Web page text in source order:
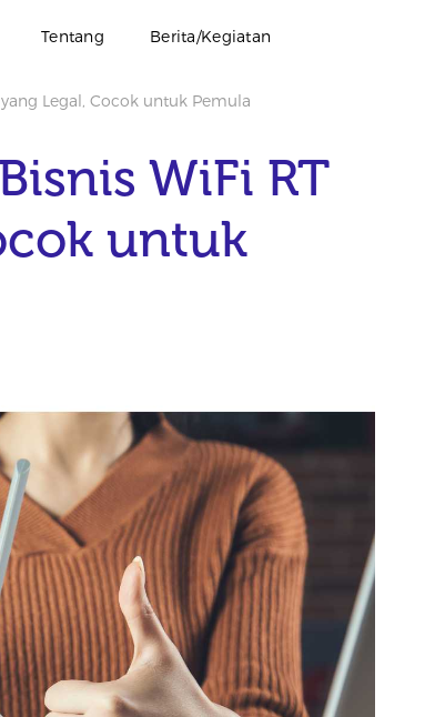
Tentang Berita/Kegiatan
Legal, Cocok untuk Pemula
WiFi RT
untuk